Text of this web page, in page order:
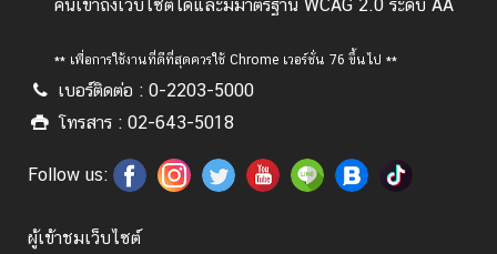
คนเข้าถึงเว็บไซต์ได้และมีมาตรฐาน WCAG 2.0 ระดับ AA
** เพื่อการใช้งานที่ดีที่สุดควรใช้ Chrome เวอร์ชั่น 76 ขึ้นไป **
เบอร์ติดต่อ : 0-2203-5000
โทรสาร : 02-643-5018
Follow us:
ผู้เข้าชมเว็บไซต์